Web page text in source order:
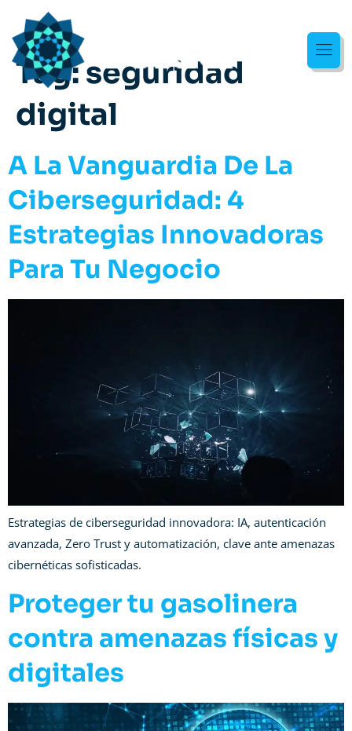
Tag:seguridad
digital
A La Vanguardia De La
Ciberseguridad: 4
Estrategias Innovadoras
Para Tu Negocio
Estrategias de ciberseguridad innovadora: IA, autenticación
avanzada, Zero Trust y automatización, clave ante amenazas
cibernéticas sofisticadas.
Proteger tu gasolinera
contra amenazas físicas y
digitales